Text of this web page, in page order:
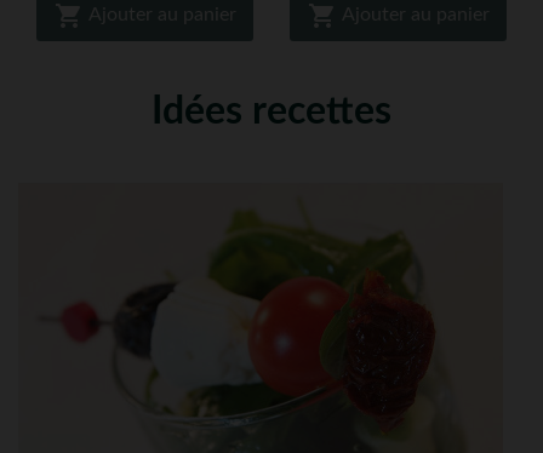
 Ajouter au panier  Ajouter au panier
Idées recettes